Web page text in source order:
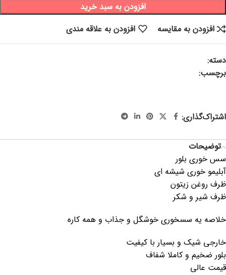
افزودن به سبد خرید
افزودن به مقایسه
افزودن به علاقه مندی
دسته:
برچسب:
اشتراک‌گذاری:
توضیحات
سس خوری بلور
آبلیمو خوری شیشه ای
ظرف روغن زیتون
ظرف شیر و شکر
خلاصه یه سسخوری خوشگل و جذاب و همه کاره
خارجی شیک و بسیار با کیفیت
بلور ضخیم و کاملا شفاف
قیمت عالی